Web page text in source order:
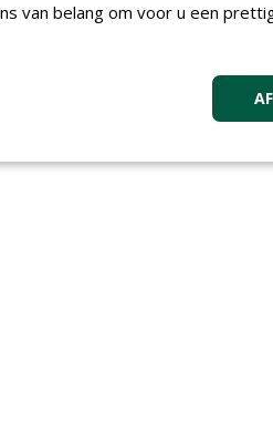
van belang om voor u een